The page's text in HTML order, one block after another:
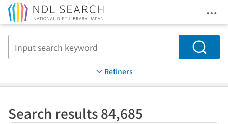
Search
Refiners
Search results 84,685